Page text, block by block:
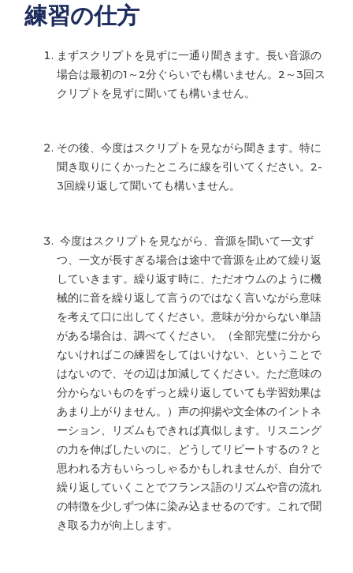
練習の仕方
まずスクリプトを見ずに一通り聞きます。長い音源の
場合は最初の1～2分ぐらいでも構いません。2～3回ス
クリプトを見ずに聞いても構いません。
その後、今度はスクリプトを見ながら聞きます。特に
聞き取りにくかったところに線を引いてください。2-
3回繰り返して聞いても構いません。
今度はスクリプトを見ながら、音源を聞いて一文ず
つ、一文が長すぎる場合は途中で音源を止めて繰り返
していきます。繰り返す時に、ただオウムのように機
械的に音を繰り返して言うのではなく言いながら意味
を考えて口に出してください。意味が分からない単語
がある場合は、調べてください。（全部完璧に分から
ないければこの練習をしてはいけない、ということで
はないので、その辺は加減してください。ただ意味の
分からないものをずっと繰り返していても学習効果は
あまり上がりません。）声の抑揚や文全体のイントネ
ーション、リズムもできれば真似します。リスニング
の力を伸ばしたいのに、どうしてリピートするの？と
思われる方もいらっしゃるかもしれませんが、自分で
繰り返していくことでフランス語のリズムや音の流れ
の特徴を少しずつ体に染み込ませるのです。これで聞
き取る力が向上します。